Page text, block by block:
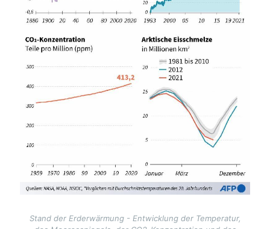
Stand der Erderwärmung - Entwicklung der Temperatur,